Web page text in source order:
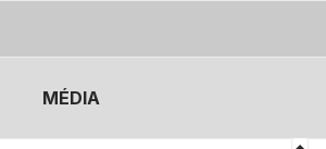
MÉDIA